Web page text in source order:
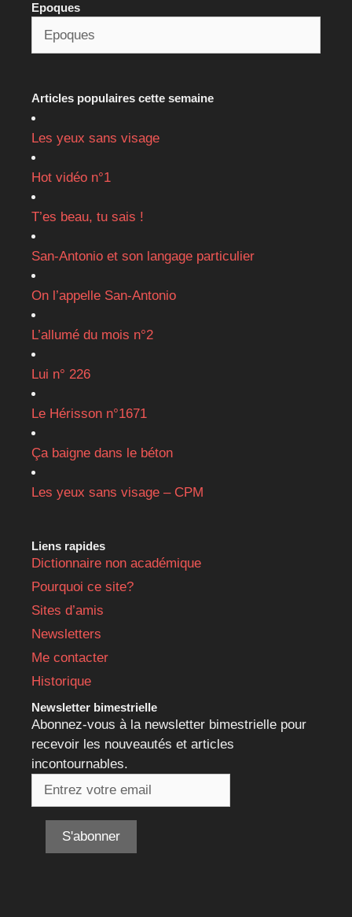
Epoques
Articles populaires cette semaine
Les yeux sans visage
Hot vidéo n°1
T’es beau, tu sais !
San-Antonio et son langage particulier
On l’appelle San-Antonio
L’allumé du mois n°2
Lui n° 226
Le Hérisson n°1671
Ça baigne dans le béton
Les yeux sans visage – CPM
Liens rapides
Dictionnaire non académique
Pourquoi ce site?
Sites d’amis
Newsletters
Me contacter
Historique
Newsletter bimestrielle
Abonnez-vous à la newsletter bimestrielle pour
recevoir les nouveautés et articles
incontournables.